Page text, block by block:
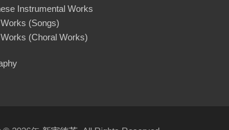
Instrumental Works
(Songs)
(Choral Works)